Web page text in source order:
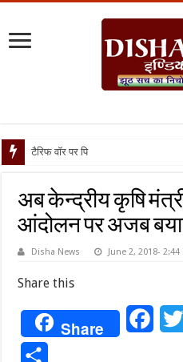
टैरिफ वॉर पर पिघली बर्फ, ट्रंप
अब केन्द्रीय कृषि
आंदोलन पर अजब
Disha News June 2, 2018- 2:44
Share this
Share